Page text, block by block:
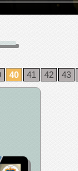
40 41 42 43